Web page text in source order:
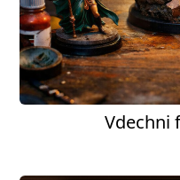
Vdechni